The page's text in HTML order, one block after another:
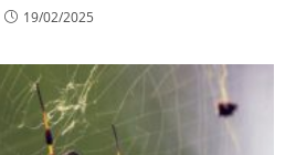
19/02/2025